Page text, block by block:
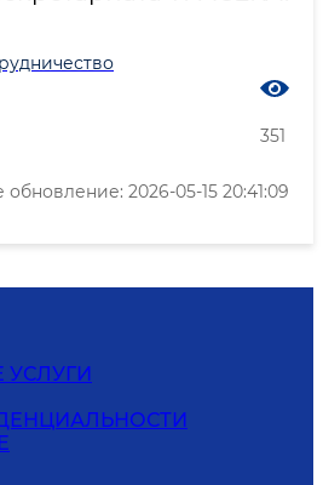
351
2026-05-15 20:41:09
УСЛУГИ